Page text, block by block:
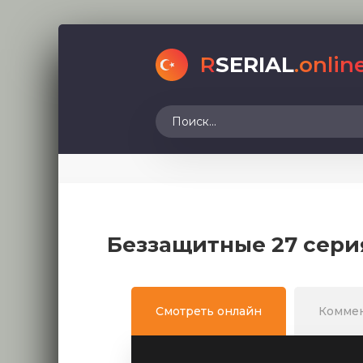
RSERIAL
Беззащитные 27
Смотреть онлайн